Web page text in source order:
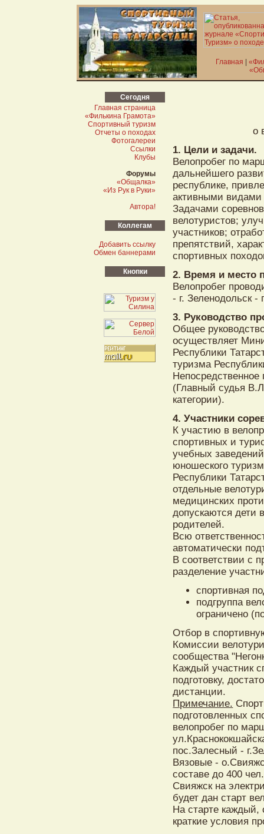
Главная
Сегодня
Главная страница
«Филькина Грамота»
Спортивный туризм
Отчеты о походах
Фотогалереи
Ссылки
Клубы
Форумы
«Общалка»
«Из Рук в Руки»
Автора!
Коллегам
Добавить ссылку
Обмен баннерами
Кнопки
о
1. Цели и задачи.
Велопробег по
дальнейшего
республике,
активными видами
Задачами
велотуристов;
участников;
препятствий,
спортивных
2. Время и место
Велопробег
- г. Зеленодольск
3. Руководство
Общее
осуществляет
Республики
туризма
(Главный судья
категории).
4. Участники
К участию в
спортивных и
учебных
юношеского
Республики
отдельные
медицинских
допускаются дети
родителей.
Всю
автоматически
В соответствии с
разделение
спортивная
подгруппа
ограничено
Отбор в
Комиссии
сообщества
Каждый участник
подготовку,
дистанции.
Примечание.
подготовленных
велопробег по
пос.Залесный -
Вязовые -
составе до 400
Свияжск на
будет дан старт
На старте каждый,
краткие условия